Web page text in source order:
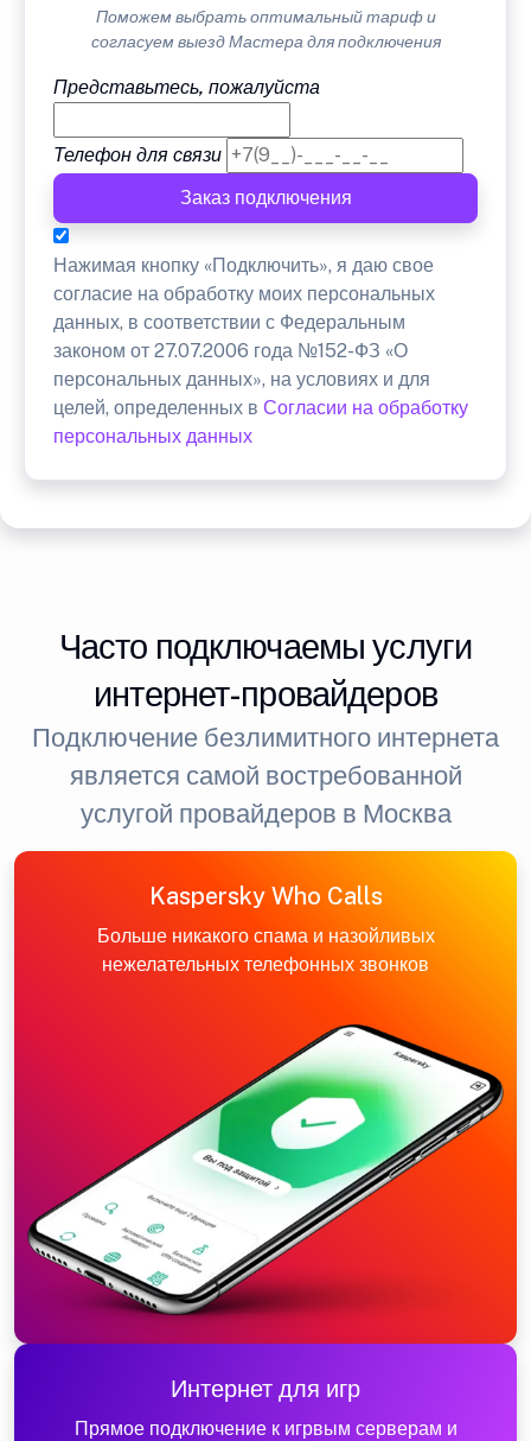
Поможем выбрать оптимальный тариф и
согласуем выезд Мастера для подключения
Представьтесь, пожалуйста
Телефон для связи
Заказ подключения
Нажимая кнопку «Подключить», я даю свое
согласие на обработку моих персональных
данных, в соответствии с Федеральным
законом от 27.07.2006 года №152-ФЗ «О
персональных данных», на условиях и для
целей, определенных в Согласии на обработку
персональных данных
Часто подключаемы услуги
интернет-провайдеров
Подключение безлимитного интернета
является самой востребованной
услугой провайдеров в Москва
Kaspersky Who Calls
Больше никакого спама и назойливых
нежелательных телефонных звонков
Интернет для игр
Прямое подключение к игрвым серверам и